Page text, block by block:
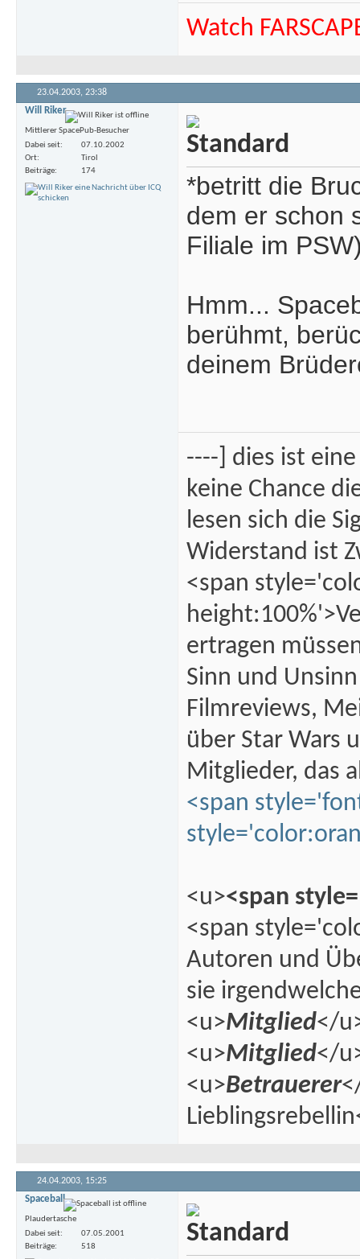
Watch
23.04.2003, 23:38
Will Riker
Mittlerer SpacePub-Besucher
Dabei seit
07.10.2002
Ort
Tirol
Beiträge
174
*betritt die
dem er schon
Filiale im
Hmm...
berühmt,
deinem
----] dies ist
keine Chance
lesen sich die
Widerstand ist
<span
ertragen
Sinn und
Filmreviews,
über Star Wars
Mitglieder, das
<span
<u><span
<span
Autoren und
sie
<u>Mitglied</
<u>Mitglied</
<u>Betrauerer
24.04.2003, 15:25
Spaceball
Plaudertasche
Dabei seit
07.05.2001
Beiträge
518